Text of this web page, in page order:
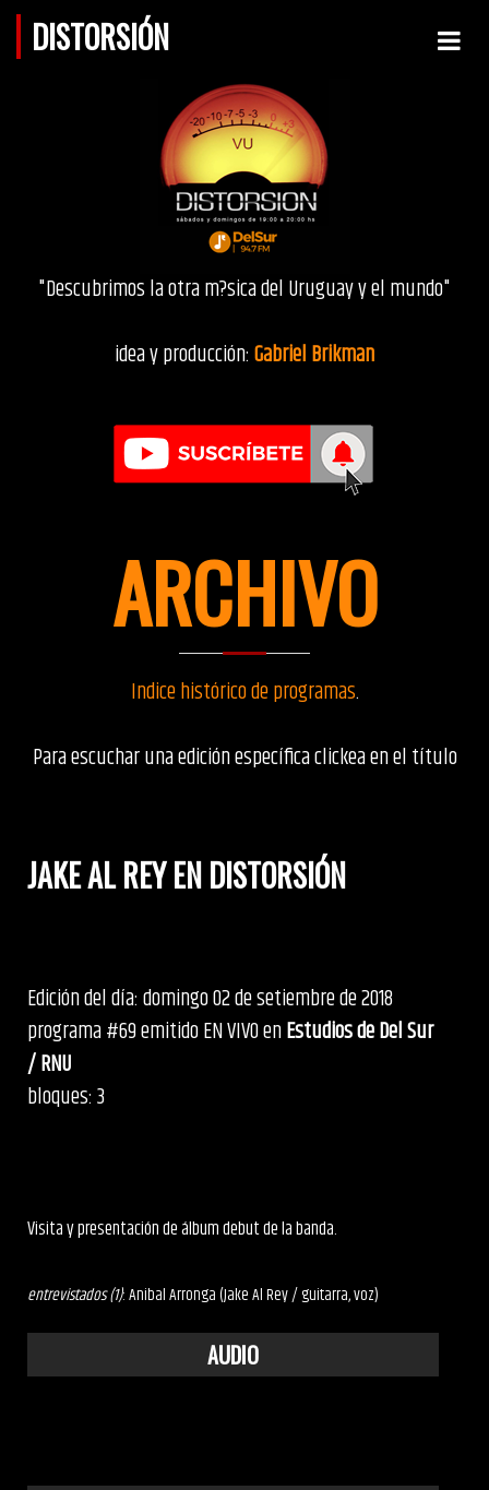
DISTORSIÓN
"Descubrimos la otra m?sica del Uruguay y el mundo"
idea y producción:Gabriel Brikman
ARCHIVO
Indice histórico de programas.
Para escuchar una edición específica clickea en el título
JAKE AL REY EN DISTORSIÓN
Edición del día: domingo 02 de setiembre de 2018
programa #69 emitido EN VIVO enEstudios de Del Sur
/ RNU
bloques: 3
Visita y presentación de álbum debut de la banda.
entrevistados (1): Anibal Arronga (Jake Al Rey / guitarra, voz)
AUDIO